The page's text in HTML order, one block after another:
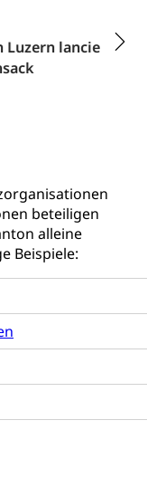
den
beteiligen
alleine
Beispiele:
Jahr
Kartell,